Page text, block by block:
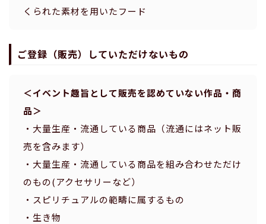
くられた素材を用いたフード
ご登録（販売）していただけないもの
＜イベント趣旨として販売を認めていない作品・商
品＞
・大量生産・流通している商品（流通にはネット販
売を含みます）
・大量生産・流通している商品を組み合わせただけ
のもの(アクセサリーなど）
・スピリチュアルの範疇に属するもの
・生き物